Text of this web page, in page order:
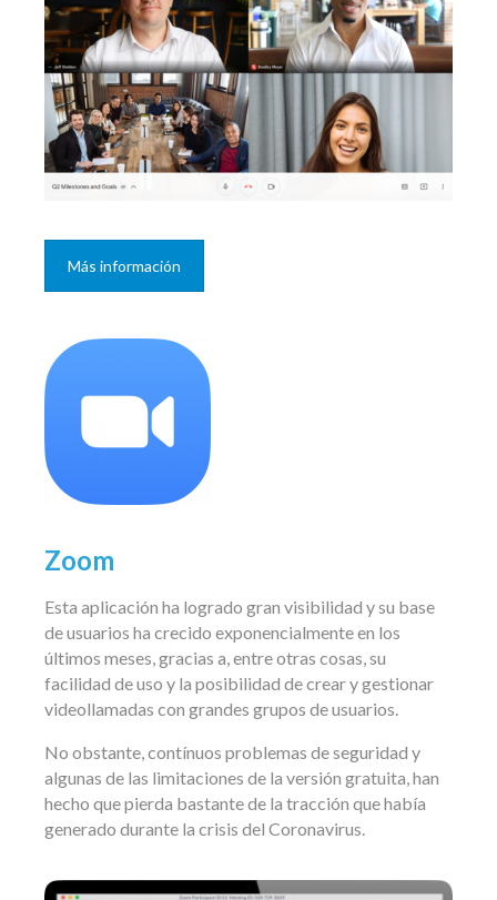
Más información
Zoom
Esta aplicación ha logrado gran visibilidad y su base
de usuarios ha crecido exponencialmente en los
últimos meses, gracias a, entre otras cosas, su
facilidad de uso y la posibilidad de crear y gestionar
videollamadas con grandes grupos de usuarios.
No obstante, contínuos problemas de seguridad y
algunas de las limitaciones de la versión gratuita, han
hecho que pierda bastante de la tracción que había
generado durante la crisis del Coronavirus.